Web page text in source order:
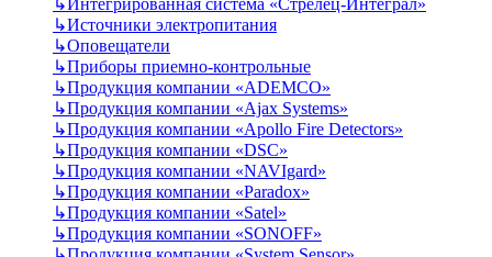
↳Интегрированная система «Стрелец-Интеграл»
↳Источники электропитания
↳Оповещатели
↳Приборы приемно-контрольные
↳Продукция компании «ADEMCO»
↳Продукция компании «Ajax Systems»
↳Продукция компании «Apollo Fire Detectors»
↳Продукция компании «DSC»
↳Продукция компании «NAVIgard»
↳Продукция компании «Paradox»
↳Продукция компании «Satel»
↳Продукция компании «SONOFF»